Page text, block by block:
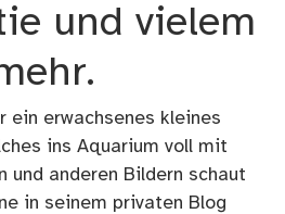
und vielem
ein erwachsenes kleines
ins Aquarium voll mit
und anderen Bildern schaut
in seinem privaten Blog